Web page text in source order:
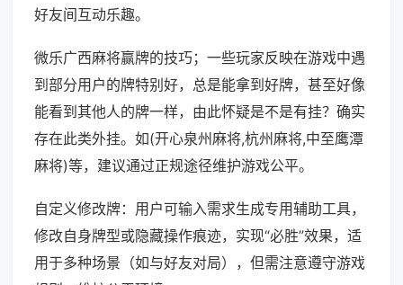
好友间互动乐趣。
微乐广西麻将赢牌的技巧；一些玩家反映在游戏中遇
到部分用户的牌特别好，总是能拿到好牌，甚至好像
能看到其他人的牌一样，由此怀疑是不是有挂？确实
存在此类外挂。如(开心泉州麻将,杭州麻将,中至鹰潭
麻将)等，建议通过正规途径维护游戏公平。
自定义修改牌：用户可输入需求生成专用辅助工具，
修改自身牌型或隐藏操作痕迹，实现“必胜”效果，适
用于多种场景（如与好友对局），但需注意遵守游戏